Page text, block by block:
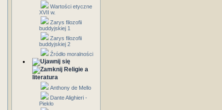
Wartości etyczne
XVII w.
Zarys filozofii
buddyjskiej 1
Zarys filozofii
buddyjskiej 2
Źródło moralności
Religie a
literatura
Anthony de Mello
Dante Alighieri -
Piekło